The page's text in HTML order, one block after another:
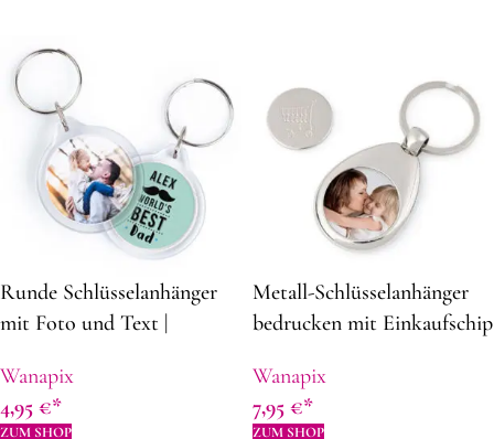
Runde Schlüsselanhänger
mit Foto und Text |
cm | Aus Methacrylat |
Geschenkideen zum
Wanapix
4,95 €
ZUM SHOP
Metall-Schlüsselanhänger
bedrucken mit Einkaufschip
Wanapix
7,95 €
ZUM SHOP